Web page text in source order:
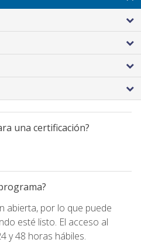
una certificación?
abierta, por lo que puede
esté listo. El acceso al
y 48 horas hábiles.